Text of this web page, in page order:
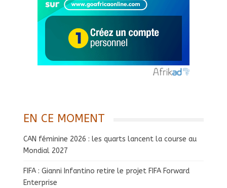
EN CE MOMENT
CAN féminine 2026 : les quarts lancent la course au
Mondial 2027
FIFA : Gianni Infantino retire le projet FIFA Forward
Enterprise